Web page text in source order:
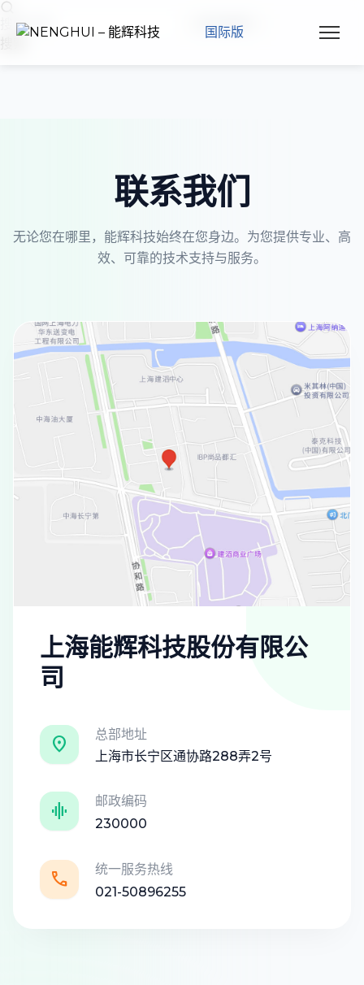
国际版
取消搜索
联系我们
无论您在哪里，能辉科技始终在您身边。为您提供专业、高
效、可靠的技术支持与服务。
上海能辉科技股份有限公
司

总部地址
上海市长宁区通协路288弄2号

邮政编码
230000

统一服务热线
021-50896255